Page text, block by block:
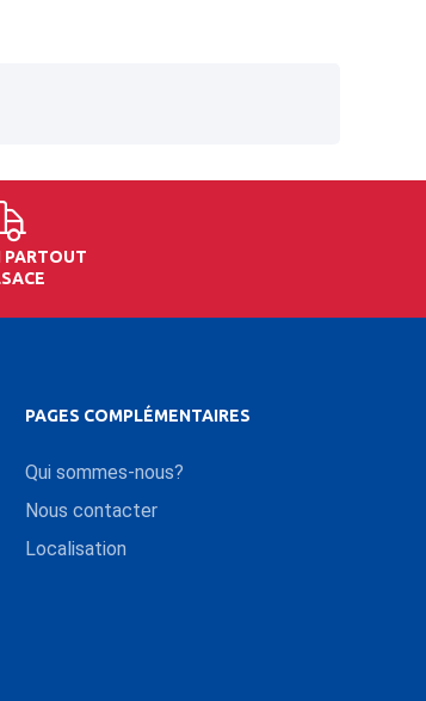
PARTOUT
PAGES COMPLÉMENTAIRES
Qui sommes-nous?
Nous contacter
Localisation